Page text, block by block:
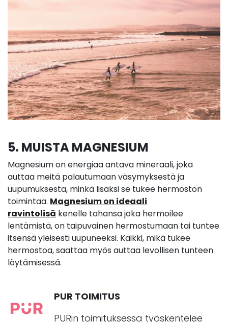
5. MUISTA MAGNESIUM
Magnesium on energiaa antava mineraali, joka
auttaa meitä palautumaan väsymyksestä ja
uupumuksesta, minkä lisäksi se tukee hermoston
toimintaa. Magnesium on ideaali
ravintolisä kenelle tahansa joka hermoilee
lentämistä, on taipuvainen hermostumaan tai tuntee
itsensä yleisesti uupuneeksi. Kaikki, mikä tukee
hermostoa, saattaa myös auttaa levollisen tunteen
löytämisessä.
PUR TOIMITUS
PURin toimituksessa työskentelee